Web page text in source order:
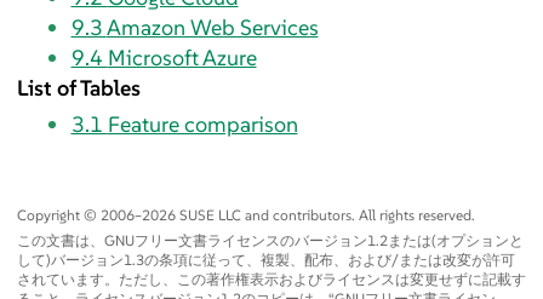
9.3Amazon Web Services
9.4 Microsoft Azure
List of Tables
3.1 Feature comparison
Copyright © 2006–2026 SUSE LLC and contributors. All rights reserved.
この文書は、GNUフリー文書ライセンスのバージョン1.2または(オプションと
して)バージョン1.3の条項に従って、複製、配布、および/または改変が許可
されています。ただし、この著作権表示およびライセンスは変更せずに記載す